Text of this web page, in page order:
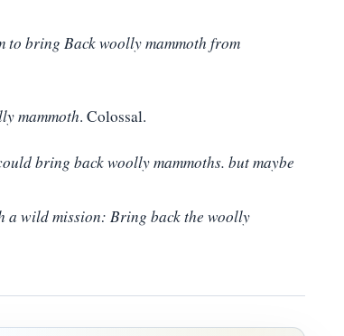
to bring Back woolly mammoth from
mammoth. Colossal.
bring back woolly mammoths. but maybe
a wild mission: Bring back the woolly